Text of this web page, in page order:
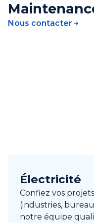
Nous contacter
Électricité
Confiez vos
(industries,
notre équipe